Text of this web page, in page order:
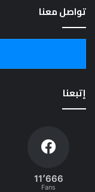
تواصل معنا
إتبعنا
11٬666
Fans